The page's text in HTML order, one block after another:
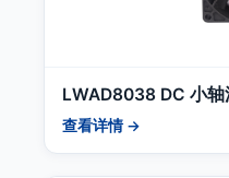
LWAD8038 DC 小
查看详情 →